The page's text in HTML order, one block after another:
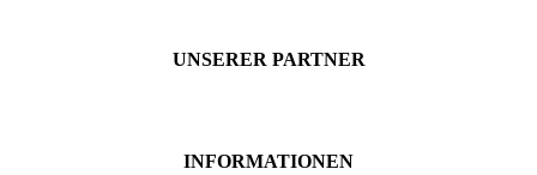
UNSERER PARTNER
INFORMATIONEN